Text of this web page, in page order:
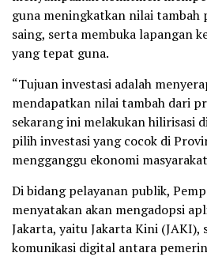
guna meningkatkan nilai tambah
saing, serta membuka lapangan
yang tepat guna.
“Tujuan investasi adalah
mendapatkan nilai tambah dari
sekarang ini melakukan hilirisasi
pilih investasi yang cocok di
mengganggu ekonomi
Di bidang pelayanan publik,
menyatakan akan mengadopsi
Jakarta, yaitu Jakarta Kini (JAKI),
komunikasi digital antara